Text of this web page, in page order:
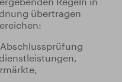
übertragen